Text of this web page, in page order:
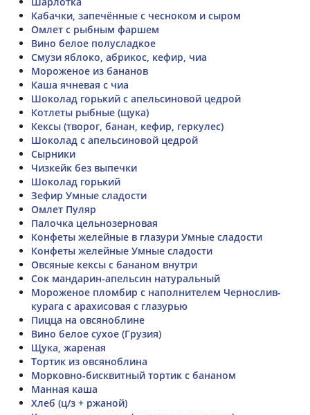
Кабачки, запечённые с чесноком и сыром
Омлет с рыбным фаршем
Вино белое полусладкое
Смузи яблоко, абрикос, кефир, чиа
Мороженое из бананов
Каша ячневая с чиа
Шоколад горький с апельсиновой цедрой
Котлеты рыбные (щука)
Кексы (творог, банан, кефир, геркулес)
Шоколад с апельсиновой цедрой
Сырники
Чизкейк без выпечки
Шоколад горький
Зефир Умные сладости
Омлет Пуляр
Палочка цельнозерновая
Конфеты желейные в глазури Умные сладости
Конфеты желейные Умные сладости
Овсяные кексы с бананом внутри
Сок мандарин-апельсин натуральный
Мороженое пломбир с наполнителем Чернослив-
курага с арахисовая с глазурью
Пицца на овсяноблине
Вино белое сухое (Грузия)
Щука, жареная
Тортик из овсяноблина
Морковно-бисквитный тортик с бананом
Манная каша
Хлеб (ц/з + ржаной)